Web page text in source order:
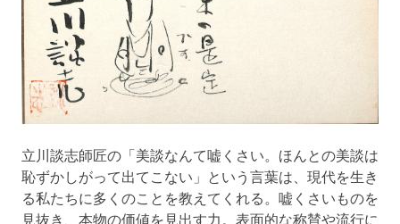
立川談志師匠の「美談なんて嘘くさい。ほんとの美談は
恥ずかしがって出てこない」という言葉は、現代を生き
る私たちに多くのことを教えてくれる。嘘くさいものを
見抜き、本物の価値を見出す力。表面的な称賛や流行に